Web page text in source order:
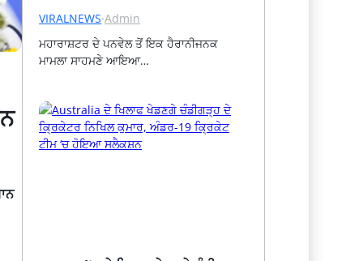
VIRALNEWS·Admin
ਮਹਾਰਾਸ਼ਟਰ ਦੇ ਪਨਵੇਲ ਤੋਂ ਇਕ ਹੈਰਾਨੀਜਨਕ
ਮਾਮਲਾ ਸਾਹਮਣੇ ਆਇਆ…